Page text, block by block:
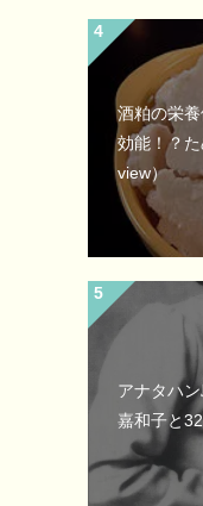
酒粕の栄
効能！？
view）
アナタハ
嘉和子と